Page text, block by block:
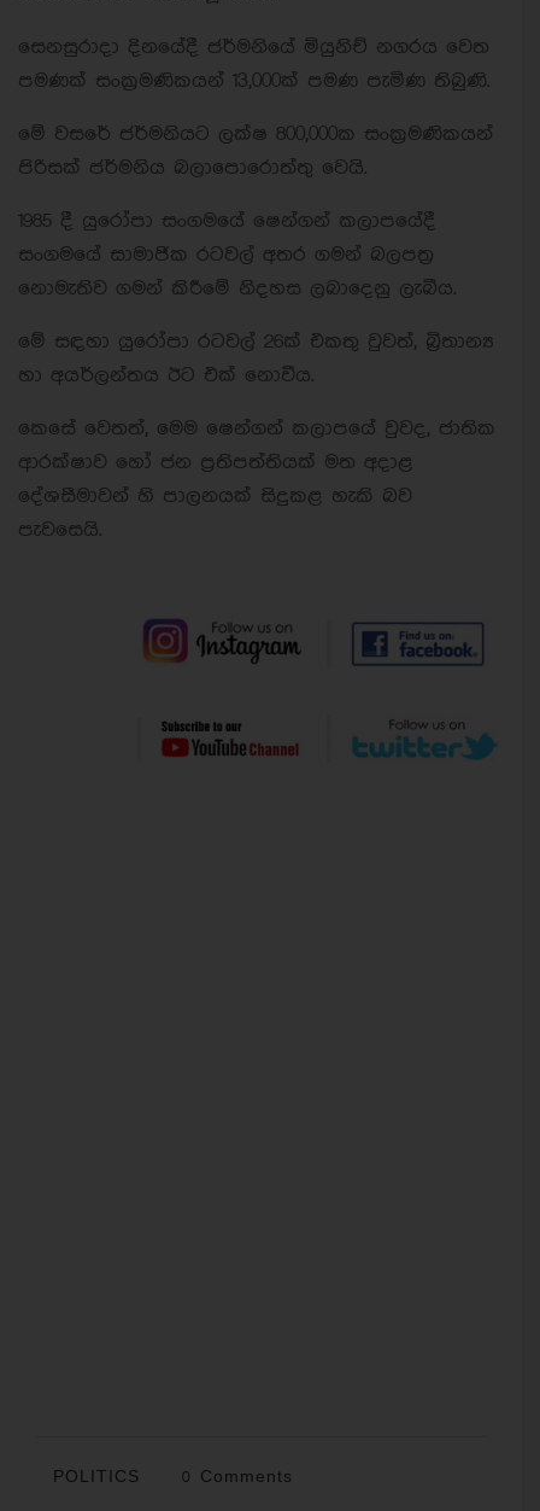
සෙනසුරාදා දිනයේදී ජර්මනියේ මියුනිච් නගරය වෙත
පමණක් සංක්‍රමණිකයන් 13,000ක් පමණ පැමිණ තිබුණි.
මේ වසරේ ජර්මනියට ලක්ෂ 800,000ක සංක්‍රමණිකයන්
පිරිසක් ජර්මනිය බලාපොරොත්තු වෙයි.
1985 දී යුරෝපා සංගමයේ ෂෙන්ගන් කලාපයේදී
සංගමයේ සාමාජික රටවල් අතර ගමන් බලපත්‍ර
නොමැතිව ගමන් කිරීමේ නිදහස ලබාදෙනු ලැබීය.
මේ සඳහා යුරෝපා රටවල් 26ක් එකතු වුවත්, බ්‍රිතාන්‍ය
හා අයර්ලන්තය ඊට එක් නොවීය.
කෙසේ වෙතත්, මෙම ෂෙන්ගන් කලාපයේ වුවද, ජාතික
ආරක්ෂාව හෝ ජන ප්‍රතිපත්තියක් මත අදාළ
දේශසීමාවන් හි පාලනයක් සිදුකළ හැකි බව
පැවසෙයි.
POLITICS 0 Comments